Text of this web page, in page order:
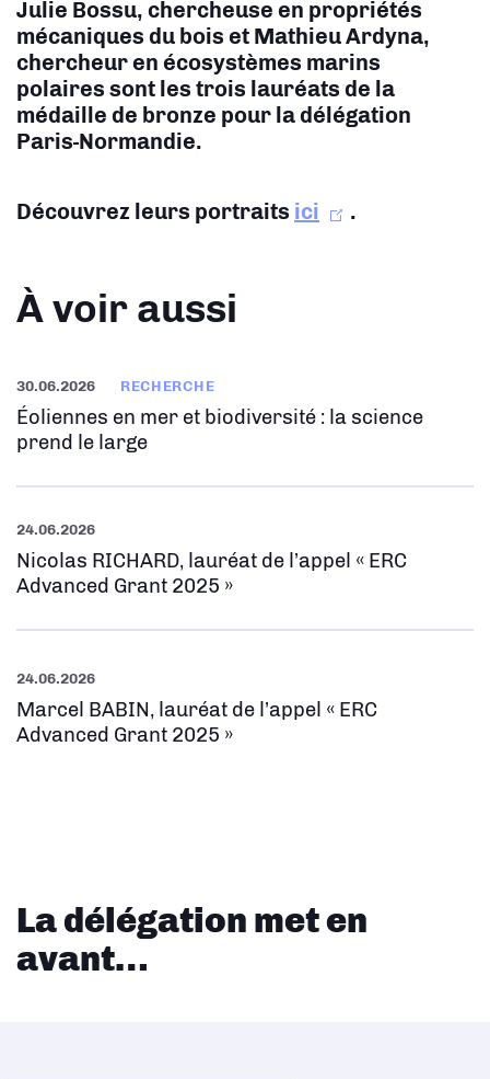
Julie Bossu, chercheuse en propriétés
mécaniques du bois et Mathieu Ardyna,
chercheur en écosystèmes marins
polaires sont les trois lauréats de la
médaille de bronze pour la délégation
Paris-Normandie.
Découvrez leurs portraits ici .
À voir aussi
30.06.2026 RECHERCHE
Éoliennes en mer et biodiversité : la science
prend le large
24.06.2026
Nicolas RICHARD, lauréat de l’appel « ERC
Advanced Grant 2025 »
24.06.2026
Marcel BABIN, lauréat de l’appel « ERC
Advanced Grant 2025 »
La délégation met en
avant…